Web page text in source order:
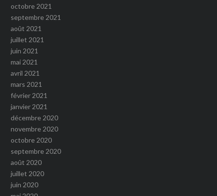
octobre 2021
septembre 2021
août 2021
juillet 2021
juin 2021
mai 2021
avril 2021
mars 2021
février 2021
janvier 2021
décembre 2020
novembre 2020
octobre 2020
septembre 2020
août 2020
juillet 2020
juin 2020